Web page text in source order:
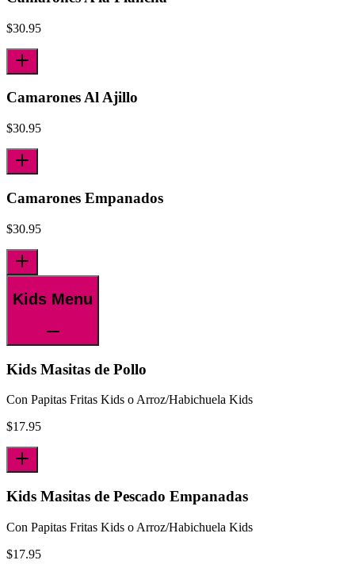
$30.95
Camarones Al Ajillo
$30.95
Camarones Empanados
$30.95
Kids Menu
Kids Masitas de Pollo
Con Papitas Fritas Kids o Arroz/Habichuela Kids
$17.95
Kids Masitas de Pescado Empanadas
Con Papitas Fritas Kids o Arroz/Habichuela Kids
$17.95